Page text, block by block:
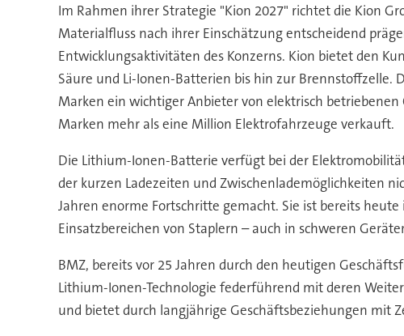
Im Rahmen ihrer Strategie "Kion 2027" richtet die Kion
Materialfluss nach ihrer Einschätzung entscheidend
Entwicklungsaktivitäten des Konzerns. Kion bietet den
Säure und Li-Ionen-Batterien bis hin zur Brennstoffzelle.
Marken ein wichtiger Anbieter von elektrisch
Marken mehr als eine Million Elektrofahrzeuge verkauft.
Die Lithium-Ionen-Batterie verfügt bei der
der kurzen Ladezeiten und Zwischenlademöglichkeiten
Jahren enorme Fortschritte gemacht. Sie ist bereits
Einsatzbereichen von Staplern – auch in schweren
BMZ, bereits vor 25 Jahren durch den heutigen
Lithium-Ionen-Technologie federführend mit deren
und bietet durch langjährige Geschäftsbeziehungen mit